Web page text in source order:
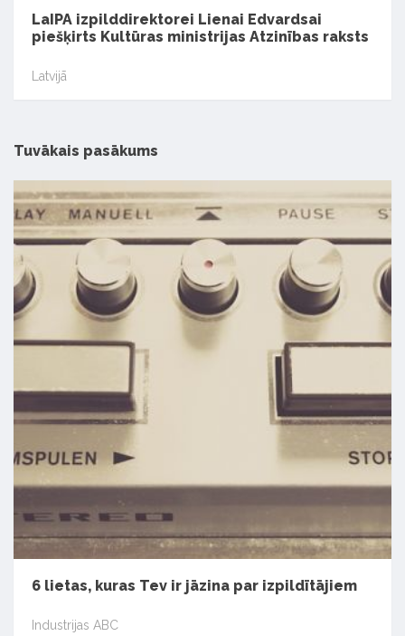
LaIPA izpilddirektorei Lienai Edvardsai
piešķirts Kultūras ministrijas Atzinības raksts
Latvijā
Tuvākais pasākums
6 lietas, kuras Tev ir jāzina par izpildītājiem
Industrijas ABC